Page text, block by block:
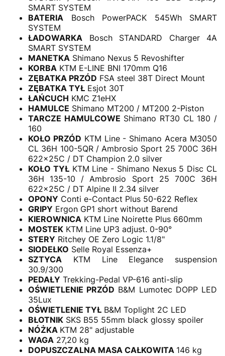
SMART SYSTEM
BATERIA Bosch PowerPACK 545Wh SMART
SYSTEM
ŁADOWARKA Bosch STANDARD Charger 4A
SMART SYSTEM
MANETKA Shimano Nexus 5 Revoshifter
KORBA KTM E-LINE BNI 170mm Q16
ZĘBATKA PRZÓD FSA steel 38T Direct Mount
ZĘBATKA TYŁ Esjot 30T
ŁAŃCUCH KMC Z1eHX
HAMULCE Shimano MT200 / MT200 2-Piston
TARCZE HAMULCOWE Shimano RT30 CL 180 /
160
KOŁO PRZÓD KTM Line - Shimano Acera M3050
CL 36H 100-5QR / Ambrosio Sport 25 700C 36H
622x25C / DT Champion 2.0 silver
KOŁO TYŁKTM Line - Shimano Nexus 5 Disc CL
36H 135-10 / Ambrosio Sport 25 700C 36H
622x25C / DT Alpine II 2.34 silver
OPONY Conti e-Contact Plus 50-622 Reflex
GRIPY Ergon GP1 short without Barend
KIEROWNICA KTM Line Noirette Plus 660mm
MOSTEK KTM Line UP3 adjust. 0-90°
STERY Ritchey OE Zero Logic 1.1/8"
SIODEŁKO Selle Royal Essenza+
SZTYCA KTM Line Elegance suspension
30.9/300
PEDAŁY Trekking-Pedal VP-616 anti-slip
OŚWIETLENIE PRZÓD B&M Lumotec DOPP LED
35Lux
OŚWIETLENIE TYŁ B&M Toplight 2C LED
BŁOTNIK SKS B55 55mm black glossy spoiler
NÓŻKA KTM 28" adjustable
WAGA 27,20 kg
DOPUSZCZALNA MASA CAŁKOWITA 146 kg